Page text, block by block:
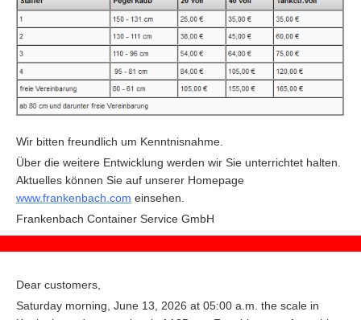
Wir bitten freundlich um Kenntnisnahme.
Über die weitere Entwicklung werden wir Sie unterrichtet halten.
Aktuelles können Sie auf unserer Homepage
www.frankenbach.com einsehen.
Frankenbach Container Service GmbH
Dear customers,
Saturday morning, June 13, 2026 at 05:00 a.m. the scale in